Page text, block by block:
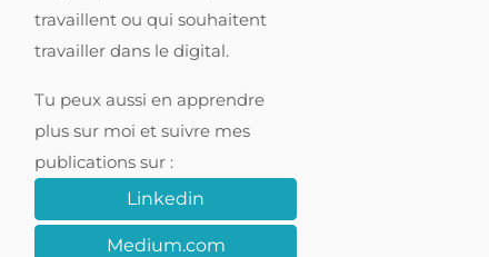
travaillent ou qui souhaitent
travailler dans le digital.
Tu peux aussi en apprendre
plus sur moi et suivre mes
publications sur :
Linkedin
Medium.com